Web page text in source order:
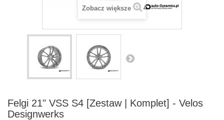
Zobacz większe
Felgi 21" VSS S4 [Zestaw | Komplet] - Velos
Designwerks